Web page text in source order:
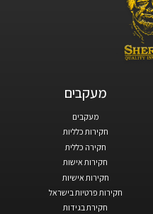
מעקבים​
מעקבים
חקירות כלליות
חקירה כללית
חקירות אישות
חקירות אישיות
חקירות פרטיות בישראל
חקירת בגידות